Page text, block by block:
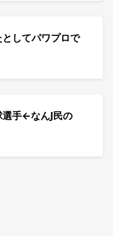
してパワプロで
手←なんJ民の